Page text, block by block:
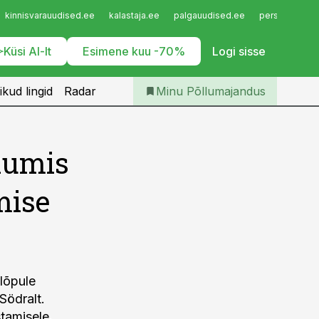
kinnisvarauudised.ee kalastaja.ee palgauudised.ee
Küsi AI-lt Esimene kuu -70% Logi sisse
Iseteenindus
Telli Põllumajandus
lingid Radar Minu Põllumajandus